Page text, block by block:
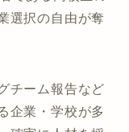
選択の自由が奪
チーム報告など
企業・学校が多